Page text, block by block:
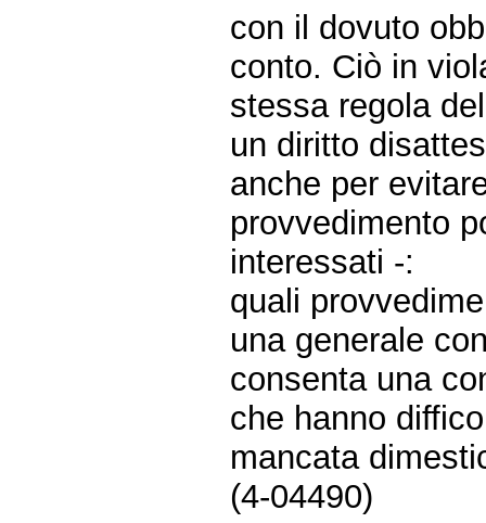
con il dovuto
conto. Ciò in
stessa regola
un diritto
anche per
provvedimento
interessati -:
quali
una generale
consenta una
che hanno
mancata
(4-04490)